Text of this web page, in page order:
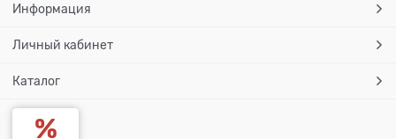
Информация
Личный кабинет
Каталог